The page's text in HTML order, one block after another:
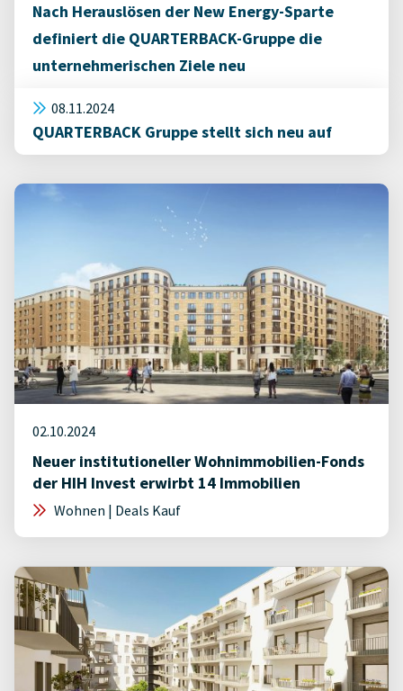
Nach Herauslösen der New Energy-Sparte
definiert die QUARTERBACK-Gruppe die
unternehmerischen Ziele neu
08.11.2024
QUARTERBACK Gruppe stellt sich neu auf
02.10.2024
Neuer institutioneller Wohnimmobilien-Fonds
der HIH Invest erwirbt 14 Immobilien
Wohnen | Deals Kauf